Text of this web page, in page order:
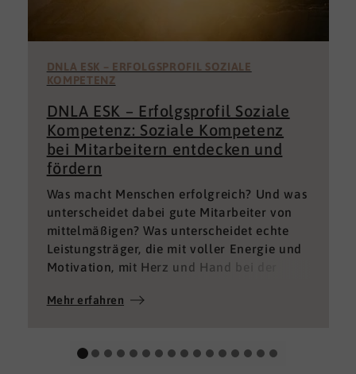
DNLA ESK – ERFOLGSPROFIL SOZIALE
KOMPETENZ
DNLA ESK – Erfolgsprofil Soziale
Kompetenz: Soziale Kompetenz
bei Mitarbeitern entdecken und
fördern
Was macht Menschen erfolgreich? Und was
unterscheidet dabei gute Mitarbeiter von
mittelmäßigen? Was unterscheidet echte
Leistungsträger, die mit voller Energie und
Motivation, mit Herz und Hand bei der
„Job“ machen und von denen, die – aus
Mehr erfahren